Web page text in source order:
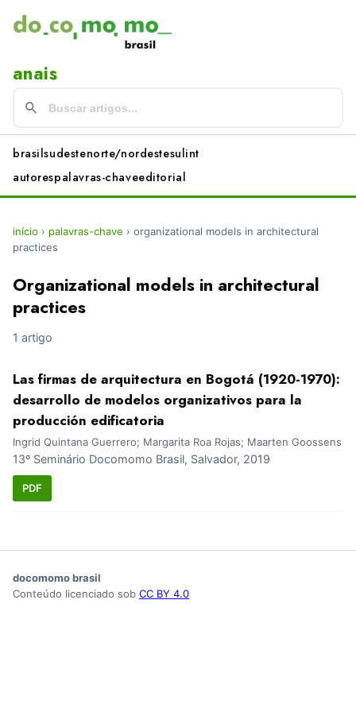
anais
brasilsudestenorte/nordestesulint
autorespalavras-chaveeditorial
início › palavras-chave › organizational models in architectural
practices
Organizational models in architectural
practices
1 artigo
Las firmas de arquitectura en Bogotá (1920-1970):
desarrollo de modelos organizativos para la
producción edificatoria
Ingrid Quintana Guerrero; Margarita Roa Rojas; Maarten Goossens
13º Seminário Docomomo Brasil, Salvador, 2019
PDF
docomomo brasil
Conteúdo licenciado sob CC BY 4.0